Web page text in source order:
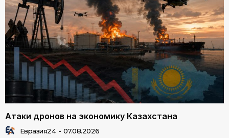
Атаки дронов на экономику Казахстана
Евразия24 - 07.08.2026